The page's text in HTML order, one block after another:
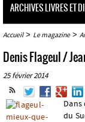
ARCHIVES LIVRES ET
Accueil> Le magazine>
Denis Flageul /
25 février 2014
du